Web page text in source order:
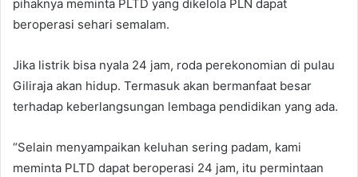
pihaknya meminta PLTD yang dikelola PLN dapat
beroperasi sehari semalam.
Jika listrik bisa nyala 24 jam, roda perekonomian di pulau
Giliraja akan hidup. Termasuk akan bermanfaat besar
terhadap keberlangsungan lembaga pendidikan yang ada.
“Selain menyampaikan keluhan sering padam, kami
meminta PLTD dapat beroperasi 24 jam, itu permintaan